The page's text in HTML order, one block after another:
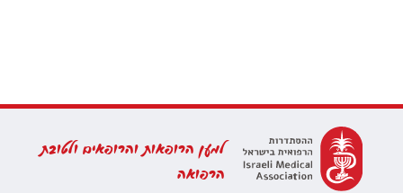
למען הרופאות והרופאים ולטובת
הרפואה